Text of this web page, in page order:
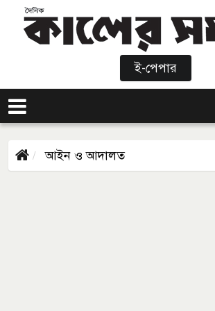
ই-পেপার
আইন ও আদালত